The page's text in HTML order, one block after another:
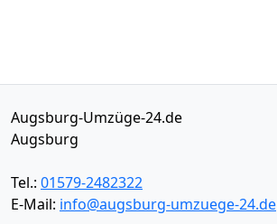
Augsburg-Umzüge-24.de
Augsburg
Tel.: 01579-2482322
E-Mail: info@augsburg-umzuege-24.de